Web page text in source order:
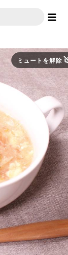
ミュートを解除